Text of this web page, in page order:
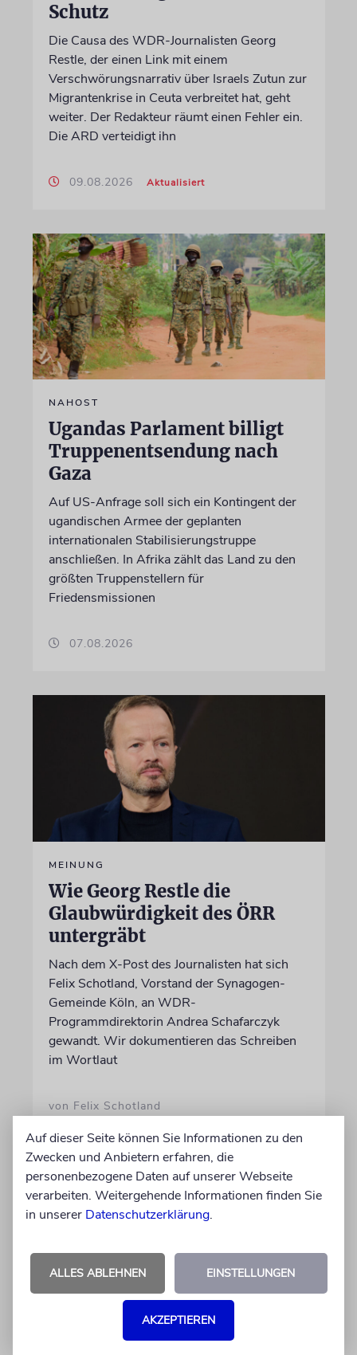
Schutz
Die Causa des WDR-Journalisten Georg
Restle, der einen Link mit einem
Verschwörungsnarrativ über Israels Zutun zur
Migrantenkrise in Ceuta verbreitet hat, geht
weiter. Der Redakteur räumt einen Fehler ein.
Die ARD verteidigt ihn
09.08.2026 Aktualisiert
NAHOST
Ugandas Parlament billigt
Truppenentsendung nach
Gaza
Auf US-Anfrage soll sich ein Kontingent der
ugandischen Armee der geplanten
internationalen Stabilisierungstruppe
anschließen. In Afrika zählt das Land zu den
größten Truppenstellern für
Friedensmissionen
07.08.2026
MEINUNG
Wie Georg Restle die
Glaubwürdigkeit des ÖRR
untergräbt
Nach dem X-Post des Journalisten hat sich
Felix Schotland, Vorstand der Synagogen-
Gemeinde Köln, an WDR-
Programmdirektorin Andrea Schafarczyk
gewandt. Wir dokumentieren das Schreiben
im Wortlaut
von Felix Schotland
Auf dieser Seite können Sie Informationen zu den
Zwecken und Anbietern erfahren, die
personenbezogene Daten auf unserer Webseite
verarbeiten. Weitergehende Informationen finden Sie
in unserer Datenschutzerklärung.
ALLES ABLEHNEN EINSTELLUNGEN
AKZEPTIEREN